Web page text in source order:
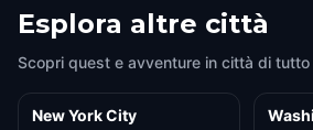
Esplora altre città
Scopri quest e avventure in città di tutto
New York City